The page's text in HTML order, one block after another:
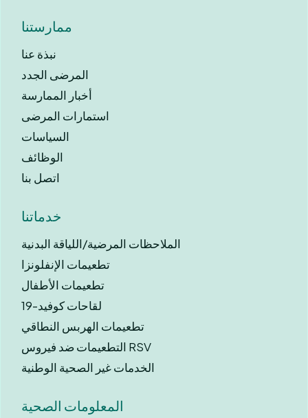
ممارستنا
نبذة عنا
المرضى الجدد
أخبار الممارسة
استمارات المرضى
السياسات
الوظائف
اتصل بنا
خدماتنا
الملاحظات المرضية/اللياقة البدنية
تطعيمات الإنفلونزا
تطعيمات الأطفال
لقاحات كوفيد-19
تطعيمات الهربس النطاقي
التطعيمات ضد فيروس RSV
الخدمات غير الصحية الوطنية
المعلومات الصحية